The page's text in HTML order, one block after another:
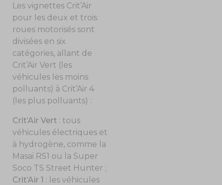
Les vignettes Crit’Air
pour les deux et trois
roues motorisés sont
divisées en six
catégories, allant de
Crit’Air Vert (les
véhicules les moins
polluants) à Crit’Air 4
(les plus polluants) :
Crit’Air Vert : tous
véhicules électriques et
à hydrogène, comme la
Masai RS1 ou la Super
Soco TS Street Hunter ;
Crit’Air 1 : les véhicules